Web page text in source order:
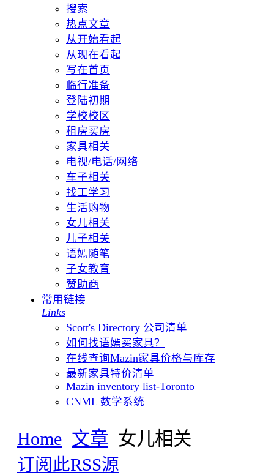
搜索
热点文章
从开始看起
从现在看起
写在首页
临行准备
登陆初期
学校校区
租房买房
家具相关
电视/电话/网络
车子相关
找工学习
生活购物
女儿相关
儿子相关
语嫣随笔
子女教育
赞助商
常用链接
Links
Scott's Directory 公司清单
如何找语嫣买家具？
在线查询Mazin家具价格与库存
最新家具特价清单
Mazin inventory list-Toronto
CNML 数学系统
Home 文章 女儿相关
订阅此RSS源